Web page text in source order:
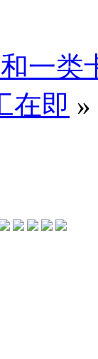
一类
在即 »